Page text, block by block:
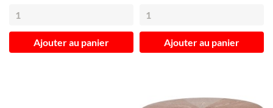
Ajouter au panier Ajouter au panier